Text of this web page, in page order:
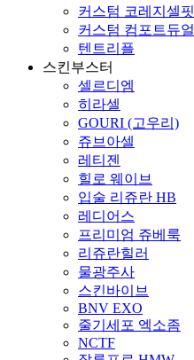
커스텀 코레지셀핏
커스텀 컴포트듀얼
텐트리플
스킨부스터
셀르디엠
히라셀
GOURI (고우리)
쥬브아셀
레티젠
힐로 웨이브
입술 리쥬란 HB
레디어스
프리미엄 쥬베룩
리쥬란힐러
물광주사
스킨바이브
BNV EXO
줄기세포 엑소좀
NCTF